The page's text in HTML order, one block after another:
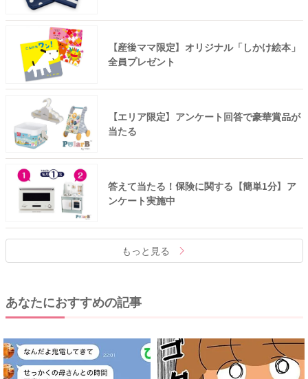
【産後ママ限定】オリジナル「しかけ絵本」
全員プレゼント
【エリア限定】アンケート回答で豪華賞品が
当たる
答えて当たる！保険に関する【簡単1分】ア
ンケート実施中
もっと見る
あなたにおすすめの記事